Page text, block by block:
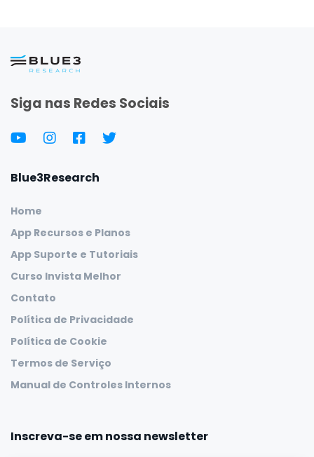
Siga nas Redes Sociais
Blue3Research
Home
App Recursos e Planos
App Suporte e Tutoriais
Curso Invista Melhor
Contato
Política de Privacidade
Política de Cookie
Termos de Serviço
Manual de Controles Internos
Inscreva-se em nossa newsletter